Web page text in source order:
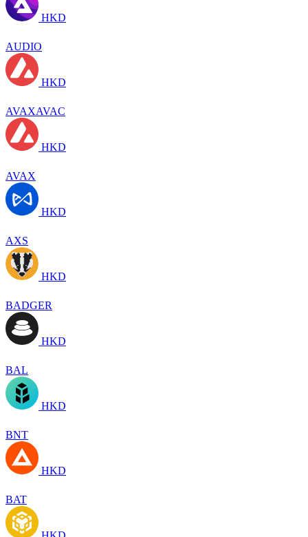
HKD
AUDIO
HKD
AVAXAVAC
HKD
AVAX
HKD
AXS
HKD
BADGER
HKD
BAL
HKD
BNT
HKD
BAT